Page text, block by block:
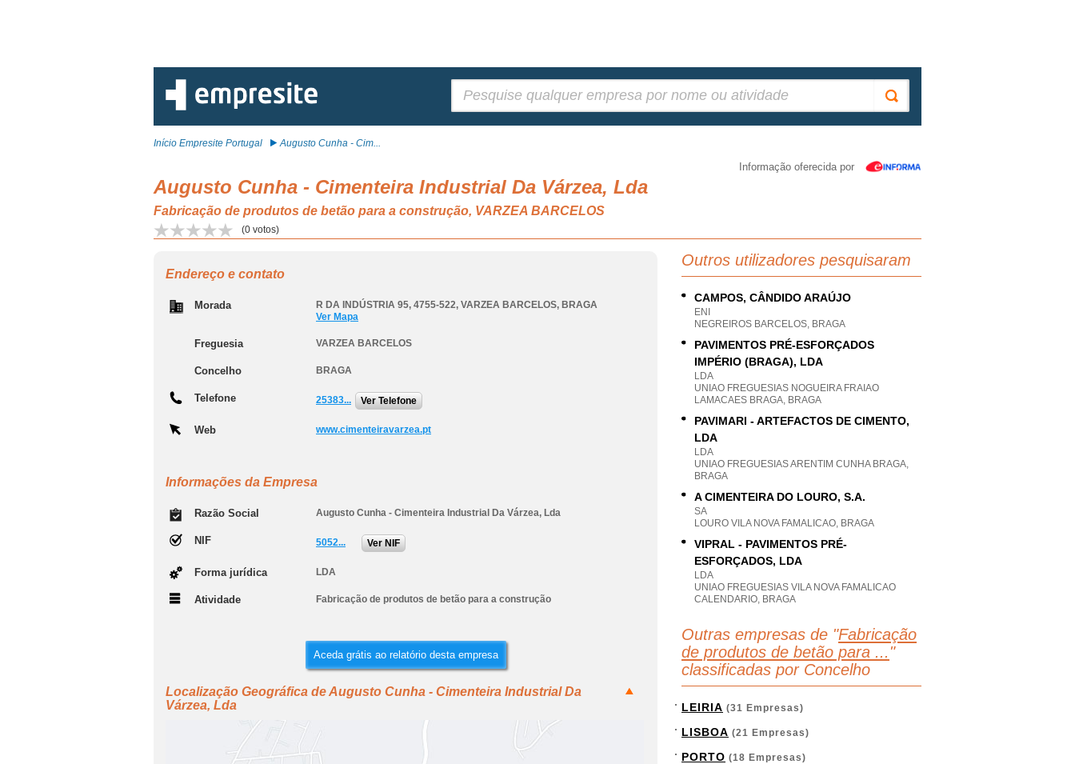
Início Empresite Portugal Augusto Cunha - Cim...
Informação oferecida por
Augusto Cunha - Cimenteira Industrial Da Várzea, Lda
Fabricação de produtos de betão para a construção, VARZEA BARCELOS
(0 votos)
Endereço e contato
Morada R DA INDÚSTRIA 95, 4755-522, VARZEA BARCELOS, BRAGA
Ver Mapa
Freguesia VARZEA BARCELOS
Concelho BRAGA
Telefone 25383... Ver Telefone
Web www.cimenteiravarzea.pt
Informações da Empresa
Razão Social Augusto Cunha - Cimenteira Industrial Da Várzea, Lda
NIF 5052... Ver NIF
Forma jurídica LDA
Atividade Fabricação de produtos de betão para a construção
Aceda grátis ao relatório desta empresa
Localização Geográfica de Augusto Cunha - Cimenteira Industrial Da
Várzea, Lda
Outros utilizadores pesquisaram
CAMPOS, CÂNDIDO ARAÚJO
ENI
NEGREIROS BARCELOS, BRAGA
PAVIMENTOS PRÉ-ESFORÇADOS
IMPÉRIO (BRAGA), LDA
LDA
UNIAO FREGUESIAS NOGUEIRA FRAIAO
LAMACAES BRAGA, BRAGA
PAVIMARI - ARTEFACTOS DE CIMENTO,
LDA
LDA
UNIAO FREGUESIAS ARENTIM CUNHA BRAGA,
BRAGA
A CIMENTEIRA DO LOURO, S.A.
SA
LOURO VILA NOVA FAMALICAO, BRAGA
VIPRAL - PAVIMENTOS PRÉ-
ESFORÇADOS, LDA
LDA
UNIAO FREGUESIAS VILA NOVA FAMALICAO
CALENDARIO, BRAGA
Outras empresas de "Fabricação
de produtos de betão para ... "
classificadas por Concelho
LEIRIA (31 Empresas)
LISBOA (21 Empresas)
PORTO (18 Empresas)